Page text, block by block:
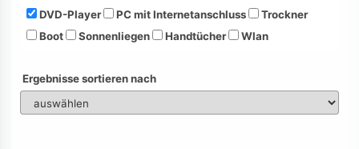
DVD-Player
PC mit Internetanschluss
Trockner
Boot
Sonnenliegen Handtücher Wlan
Ergebnisse sortieren nach